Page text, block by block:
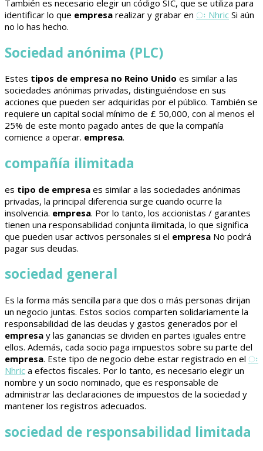
También es necesario elegir un código SIC, que se utiliza para
identificar lo que empresa realizar y grabar en ः Nhric Si aún
no lo has hecho.
Sociedad anónima (PLC)
Estes tipos de empresa no Reino Unido es similar a las
sociedades anónimas privadas, distinguiéndose en sus
acciones que pueden ser adquiridas por el público. También se
requiere un capital social mínimo de £ 50,000, con al menos el
25% de este monto pagado antes de que la compañía
comience a operar. empresa.
compañía ilimitada
es tipo de empresa es similar a las sociedades anónimas
privadas, la principal diferencia surge cuando ocurre la
insolvencia. empresa. Por lo tanto, los accionistas / garantes
tienen una responsabilidad conjunta ilimitada, lo que significa
que pueden usar activos personales si el empresa No podrá
pagar sus deudas.
sociedad general
Es la forma más sencilla para que dos o más personas dirijan
un negocio juntas. Estos socios comparten solidariamente la
responsabilidad de las deudas y gastos generados por el
empresa y las ganancias se dividen en partes iguales entre
ellos. Además, cada socio paga impuestos sobre su parte del
empresa. Este tipo de negocio debe estar registrado en el ः
Nhric a efectos fiscales. Por lo tanto, es necesario elegir un
nombre y un socio nominado, que es responsable de
administrar las declaraciones de impuestos de la sociedad y
mantener los registros adecuados.
sociedad de responsabilidad limitada